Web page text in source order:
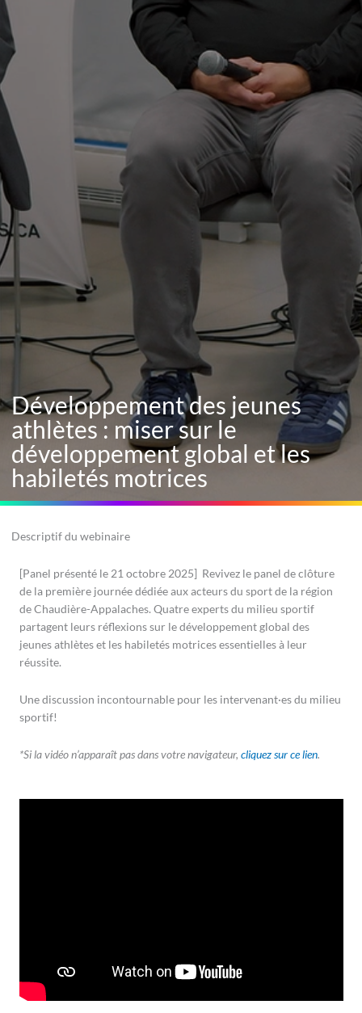
Développement des jeunes
athlètes : miser sur le
développement global et les
habiletés motrices
Descriptif du webinaire
[Panel présenté le 21 octobre 2025] Revivez le panel de clôture
de la première journée dédiée aux acteurs du sport de la région
de Chaudière-Appalaches. Quatre experts du milieu sportif
partagent leurs réflexions sur le développement global des
jeunes athlètes et les habiletés motrices essentielles à leur
réussite.
Une discussion incontournable pour les intervenant·es du milieu
sportif!
*Si la vidéo n’apparaît pas dans votre navigateur, cliquez sur ce lien.